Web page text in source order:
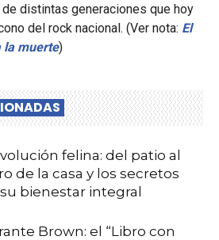
distintas generaciones que hoy
del rock nacional. (Ver nota: El
la muerte)
felina: del patio al
de la casa y los secretos
bienestar integral
Brown: el “Libro con